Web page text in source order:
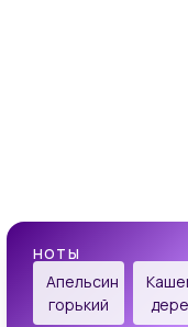
НОТЫ
Апельсин
горький